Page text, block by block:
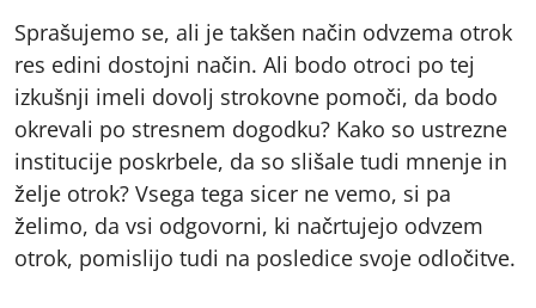
Sprašujemo se, ali je takšen način odvzema otrok
res edini dostojni način. Ali bodo otroci po tej
izkušnji imeli dovolj strokovne pomoči, da bodo
okrevali po stresnem dogodku? Kako so ustrezne
institucije poskrbele, da so slišale tudi mnenje in
želje otrok? Vsega tega sicer ne vemo, si pa
želimo, da vsi odgovorni, ki načrtujejo odvzem
otrok, pomislijo tudi na posledice svoje odločitve.